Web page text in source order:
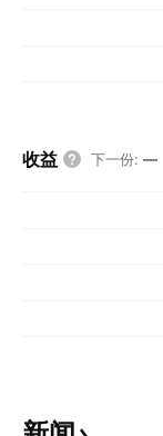
收益 下一份: —